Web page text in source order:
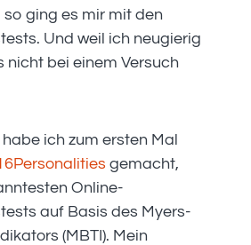
so ging es mir mit den
Und weil ich neugierig
nicht bei einem Versuch
ich zum ersten Mal
gemacht,
Online-
auf Basis des Myers-
(MBTI). Mein